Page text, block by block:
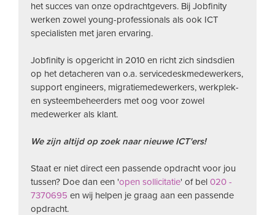
het succes van onze opdrachtgevers. Bij Jobfinity
werken zowel young-professionals als ook ICT
specialisten met jaren ervaring.
Jobfinity is opgericht in 2010 en richt zich sindsdien
op het detacheren van o.a. servicedeskmedewerkers,
support engineers, migratiemedewerkers, werkplek-
en systeembeheerders met oog voor zowel
medewerker als klant.
We zijn altijd op zoek naar nieuwe ICT'ers!
Staat er niet direct een passende opdracht voor jou
tussen? Doe dan een 'open sollicitatie' of bel 020 -
7370695 en wij helpen je graag aan een passende
opdracht.